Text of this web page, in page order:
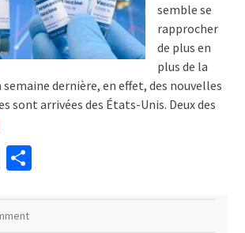
semble se
rapprocher
de plus en
plus de la
semaine dernière, en effet, des nouvelles
sont arrivées des États-Unis. Deux des
EmailPartager